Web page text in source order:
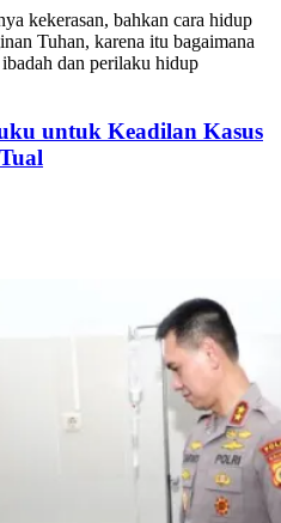
kekerasan, bahkan cara hidup
Tuhan, karena itu bagaimana
dan perilaku hidup
untuk Keadilan Kasus